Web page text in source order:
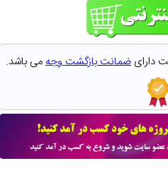
دارای ضمانت بازگشت وجهمی باشد.